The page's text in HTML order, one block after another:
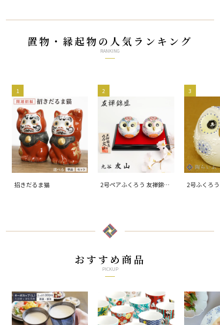
置物・縁起物の人気ランキング
RANKING
1
招きだるま猫
2
2号ペアふくろう 友禅錦
3
2号ふくろ
おすすめ商品
PICKUP